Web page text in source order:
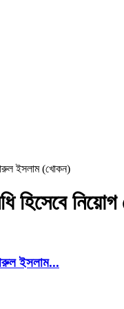
ইসলাম (খোকন)
হিসেবে
ইসলাম...